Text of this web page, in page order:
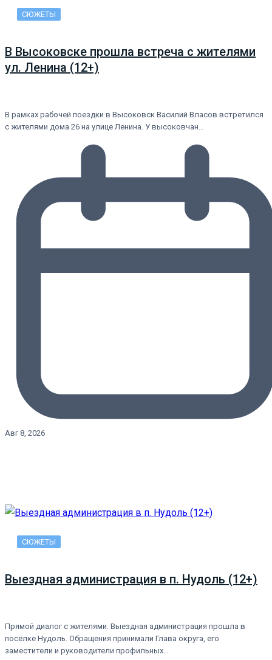
СЮЖЕТЫ
В Высоковске прошла встреча с жителями
ул. Ленина (12+)
В рамках рабочей поездки в Высоковск Василий Власов встретился
с жителями дома 26 на улице Ленина. У высоковчан…
Авг 8, 2026
СЮЖЕТЫ
Выездная администрация в п. Нудоль (12+)
Прямой диалог с жителями. Выездная администрация прошла в
посёлке Нудоль. Обращения принимали Глава округа, его
заместители и руководители профильных…